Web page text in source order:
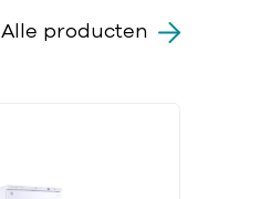
Alle producten